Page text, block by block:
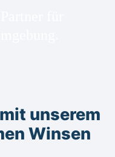
unserem
Winsen